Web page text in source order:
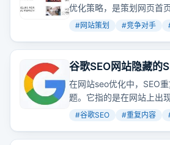
优化策略，是策划网页首
竞争对手网页，不仅能发
计趋势。
#网站策划 #竞争对手
谷歌SEO网站隐藏的
复内容带来的10大常
在网站seo优化中，SEO
题。它指的是在网站上出
字、资讯、或内容，可能
SEO重复内容，以及它对
#谷歌SEO #重复内容